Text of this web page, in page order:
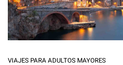
VIAJES PARA ADULTOS MAYORES